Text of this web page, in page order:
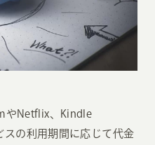
やNetflix、Kindle
の利用期間に応じて代金